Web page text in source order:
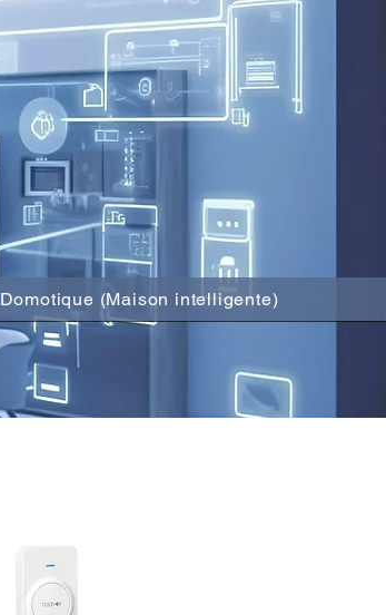
Domotique (Maison intelligente)